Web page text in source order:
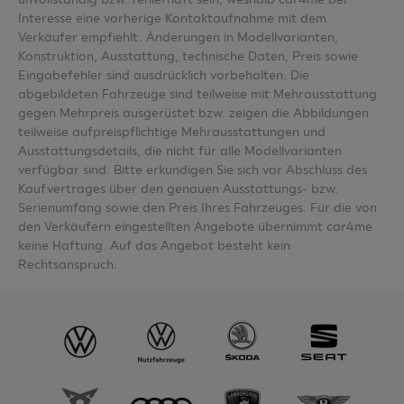
Interesse eine vorherige Kontaktaufnahme mit dem
Verkäufer empfiehlt. Änderungen in Modellvarianten,
Konstruktion, Ausstattung, technische Daten, Preis sowie
Eingabefehler sind ausdrücklich vorbehalten. Die
abgebildeten Fahrzeuge sind teilweise mit Mehrausstattung
gegen Mehrpreis ausgerüstet bzw. zeigen die Abbildungen
teilweise aufpreispflichtige Mehrausstattungen und
Ausstattungsdetails, die nicht für alle Modellvarianten
verfügbar sind. Bitte erkundigen Sie sich vor Abschluss des
Kaufvertrages über den genauen Ausstattungs- bzw.
Serienumfang sowie den Preis Ihres Fahrzeuges. Für die von
den Verkäufern eingestellten Angebote übernimmt car4me
keine Haftung. Auf das Angebot besteht kein
Rechtsanspruch.